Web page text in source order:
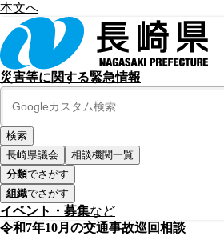
本文へ
災害等に関する緊急情報
長崎県議会
相談機関一覧
分類でさがす
組織でさがす
イベント・募集など
令和7年10月の交通事故巡回相談